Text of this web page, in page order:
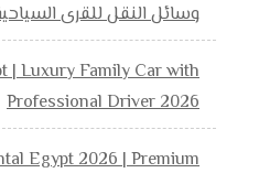
وسائل النقل للقرى
| Luxury Family Car with
Professional Driver 2026
Egypt 2026 | Premium